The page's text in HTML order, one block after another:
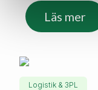
Läs mer
Logistik & 3PL